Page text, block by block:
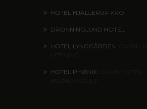
HOTEL HJALLERUP KRO
DRONNINGLUND HOTEL
HOTEL LYNGGÅRDEN
HOTEL PHØNIX